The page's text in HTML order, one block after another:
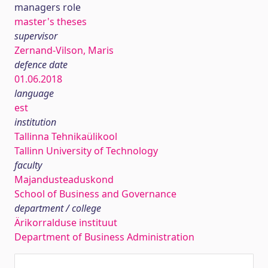
managers role
master's theses
supervisor
Zernand-Vilson, Maris
defence date
01.06.2018
language
est
institution
Tallinna Tehnikaülikool
Tallinn University of Technology
faculty
Majandusteaduskond
School of Business and Governance
department / college
Ärikorralduse instituut
Department of Business Administration